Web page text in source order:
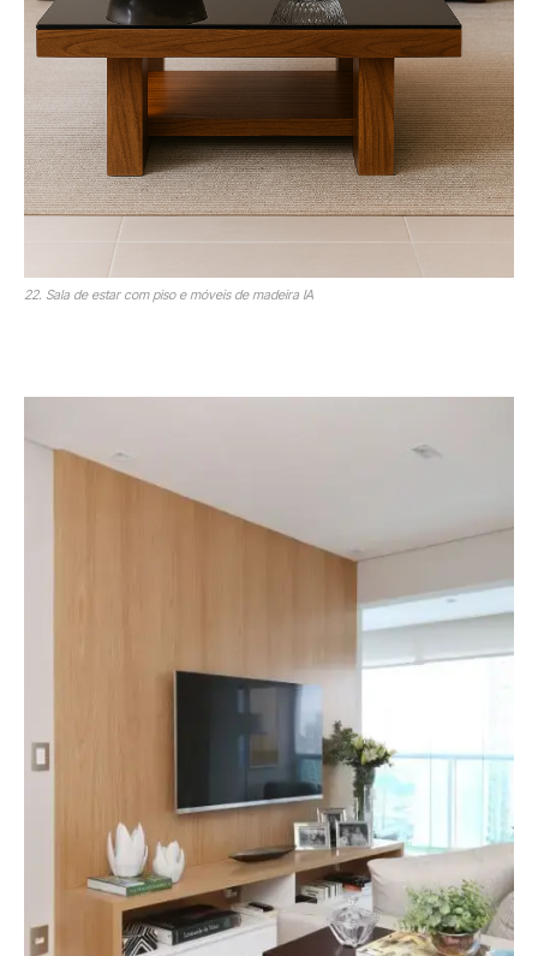
22. Sala de estar com piso e móveis de madeira IA